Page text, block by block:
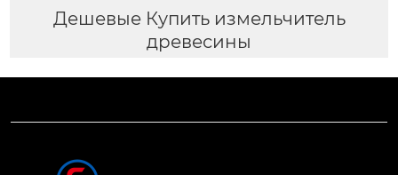
Дешевые Купить измельчитель
древесины